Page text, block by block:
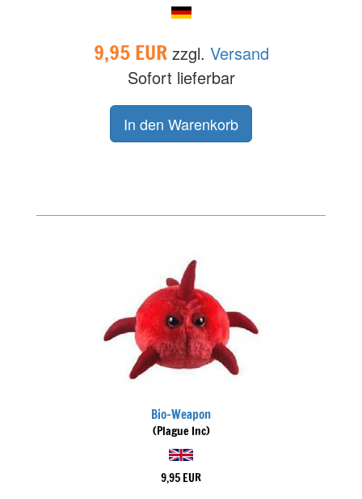
9,95 EUR zzgl. Versand
Sofort lieferbar
Bio-Weapon
(Plague Inc)
9,95 EUR